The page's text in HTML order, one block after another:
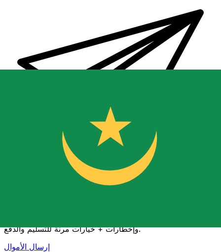
وإخطارات + خيارات مرنة للتسليم والدفع.
إرسال الأموال